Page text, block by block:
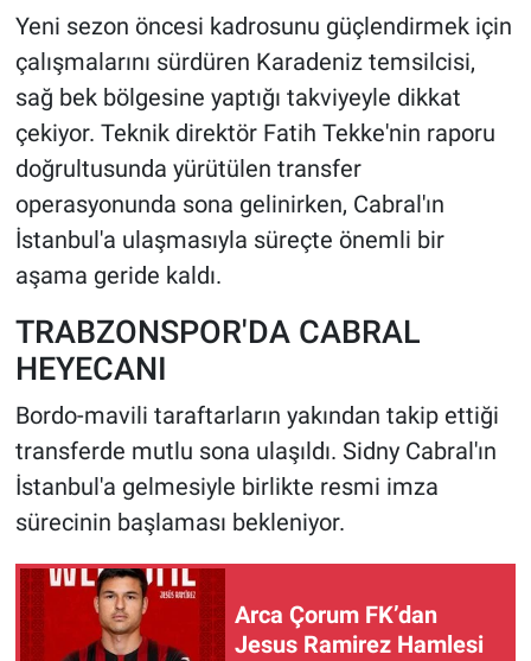
Yeni sezon öncesi kadrosunu güçlendirmek için
çalışmalarını sürdüren Karadeniz temsilcisi,
sağ bek bölgesine yaptığı takviyeyle dikkat
çekiyor. Teknik direktör Fatih Tekke'nin raporu
doğrultusunda yürütülen transfer
operasyonunda sona gelinirken, Cabral'ın
İstanbul'a ulaşmasıyla süreçte önemli bir
aşama geride kaldı.
TRABZONSPOR'DA CABRAL
HEYECANI
Bordo-mavili taraftarların yakından takip ettiği
transferde mutlu sona ulaşıldı. Sidny Cabral'ın
İstanbul'a gelmesiyle birlikte resmi imza
sürecinin başlaması bekleniyor.
Arca Çorum FK’dan
Jesus Ramirez Hamlesi
MAGAZİN
Bilim, Teknoloji